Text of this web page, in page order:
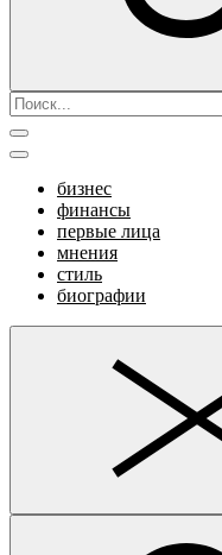
бизнес
финансы
первые лица
мнения
стиль
биографии